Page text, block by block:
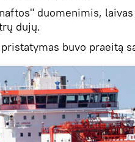
duomenimis,
dujų.
buvo praeitą